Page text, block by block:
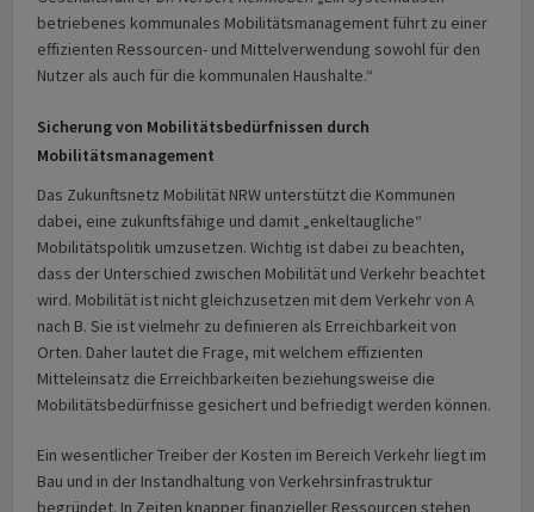
betriebenes kommunales Mobilitätsmanagement führt zu einer
effizienten Ressourcen- und Mittelverwendung sowohl für den
Nutzer als auch für die kommunalen Haushalte.“
Sicherung von Mobilitätsbedürfnissen durch
Mobilitätsmanagement
Das Zukunftsnetz Mobilität NRW unterstützt die Kommunen
dabei, eine zukunftsfähige und damit „enkeltaugliche“
Mobilitätspolitik umzusetzen. Wichtig ist dabei zu beachten,
dass der Unterschied zwischen Mobilität und Verkehr beachtet
wird. Mobilität ist nicht gleichzusetzen mit dem Verkehr von A
nach B. Sie ist vielmehr zu definieren als Erreichbarkeit von
Orten. Daher lautet die Frage, mit welchem effizienten
Mitteleinsatz die Erreichbarkeiten beziehungsweise die
Mobilitätsbedürfnisse gesichert und befriedigt werden können.
Ein wesentlicher Treiber der Kosten im Bereich Verkehr liegt im
Bau und in der Instandhaltung von Verkehrsinfrastruktur
begründet. In Zeiten knapper finanzieller Ressourcen stehen